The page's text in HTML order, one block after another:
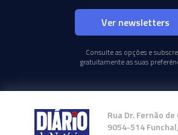
Ver newsletters
Consulte as opções e
gratuitamente as suas
Rua Dr. Fernão
9054-514